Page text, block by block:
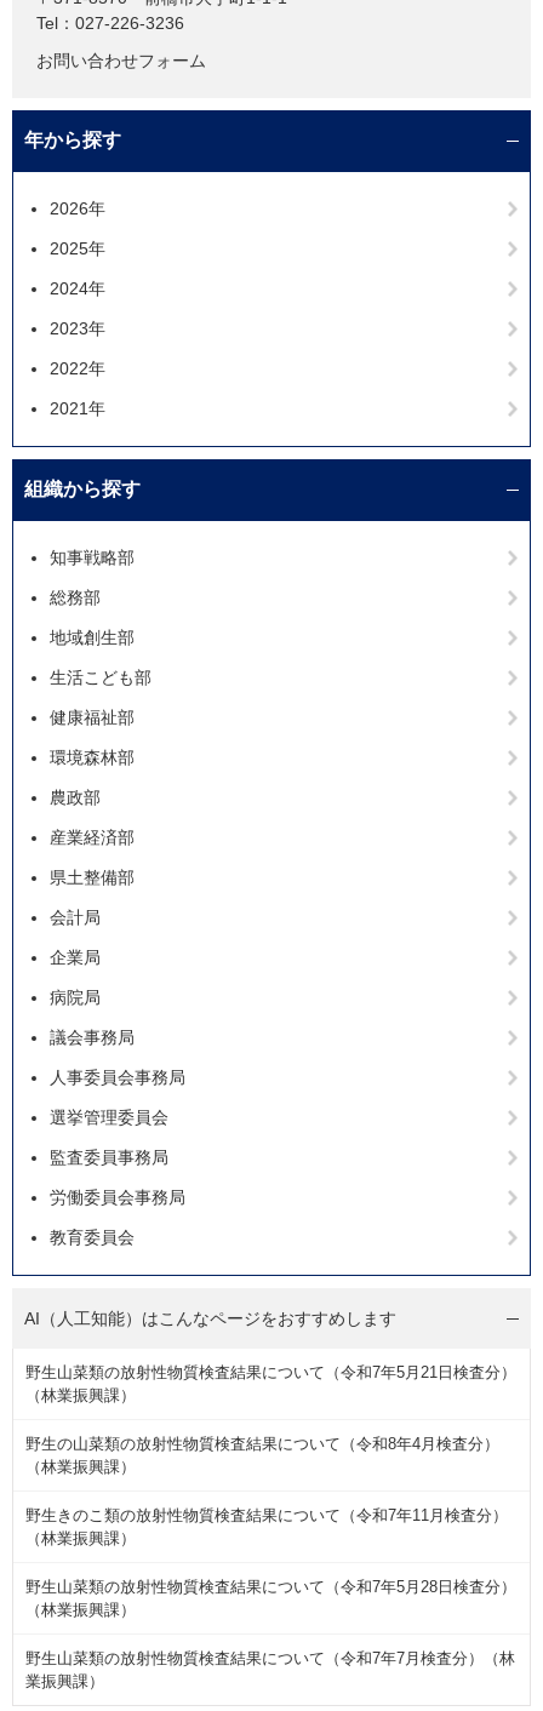
Tel：027-226-3236
お問い合わせフォーム
年から探す
2026年
2025年
2024年
2023年
2022年
2021年
組織から探す
知事戦略部
総務部
地域創生部
生活こども部
健康福祉部
環境森林部
農政部
産業経済部
県土整備部
会計局
企業局
病院局
議会事務局
人事委員会事務局
選挙管理委員会
監査委員事務局
労働委員会事務局
教育委員会
AI（人工知能）はこんなページをおすすめします
野生山菜類の放射性物質検査結果について（令和7年5月21日検査分）
（林業振興課）
野生の山菜類の放射性物質検査結果について（令和8年4月検査分）
（林業振興課）
野生きのこ類の放射性物質検査結果について（令和7年11月検査分）
（林業振興課）
野生山菜類の放射性物質検査結果について（令和7年5月28日検査分）
（林業振興課）
野生山菜類の放射性物質検査結果について（令和7年7月検査分）（林
業振興課）